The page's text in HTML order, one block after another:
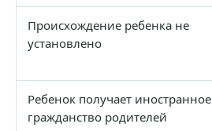
Происхождение ребенка не
установлено
Ребенок получает иностранное
гражданство родителей